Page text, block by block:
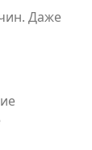
Даже